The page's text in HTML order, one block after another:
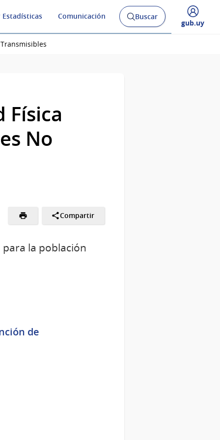
Estadísticas Comunicación
Abrir
buscador
Buscar
Desplegar
gub.uy
No
Compartir
para la población
de